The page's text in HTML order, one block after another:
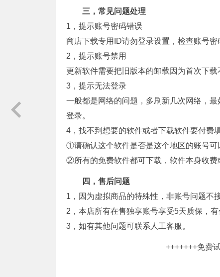
三，常见问题处理
1，提示账号密码错误
商店下载专用ID请勿登录设置，检查账号密
2，提示账号禁用
更新软件需要把旧版本的卸载因为首次下载
3，提示无法登录
一般都是网络的问题，多刷新几次网络，
登录。
4，找不到想要的软件或者下载软件要付费
①请确认这个软件是否是这个地区的账号可
②所有的免费软件都可下载，软件本身收费
四，售后问题
1，因为虚拟商品的特殊性，非账号问题不
2，本店所有在售独享账号享受5天质保，有
3，如有其他问题可联系人工客服。
+++++++免费